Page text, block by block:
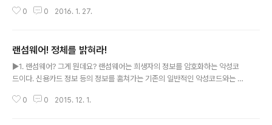
보편적이고 대중적으로 다가오는 스마트폰은 바로 안드로
에게도 친숙하게 느껴질 수밖에 없겠지요. 이렇게 많은 안
드로이드 핸드폰을 모두 위협할 수 있는 악성코드가 등장
했다면 쉽사리 믿어지지 않을 것 같지만 실제로 그런 악성
아주 악랄한 악성코드인데요. 이 악성코드는 악성 어플리
0 0 2016. 1. 27.
랜섬웨어! 정체를 밝혀라!
▶1. 랜섬웨어? 그게 뭔데요? 랜섬웨어는 희생자의 정보를 암호화하는 악성코
드이다. 신용카드 정보 등의 정보를 훔쳐가는 기존의 일반적인 악성코드와는 달
파일들은 “.ccc”, “.encryped” 등의 확장자로 변형되며, 접근하지 못하게 된
0 0 2015. 12. 1.